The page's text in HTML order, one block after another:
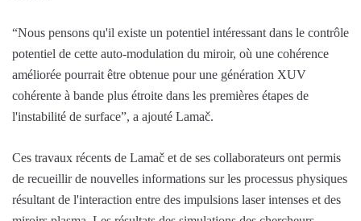
“Nous pensons qu'il existe un potentiel intéressant dans le contrôle
potentiel de cette auto-modulation du miroir, où une cohérence
améliorée pourrait être obtenue pour une génération XUV
cohérente à bande plus étroite dans les premières étapes de
l'instabilité de surface”, a ajouté Lamač.
Ces travaux récents de Lamač et de ses collaborateurs ont permis
de recueillir de nouvelles informations sur les processus physiques
résultant de l'interaction entre des impulsions laser intenses et des